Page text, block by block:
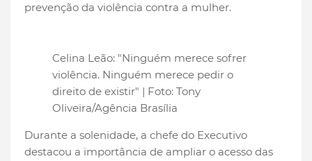
prevenção da violência contra a mulher.
Celina Leão: "Ninguém merece sofrer
violência. Ninguém merece pedir o
direito de existir" | Foto: Tony
Oliveira/Agência Brasília
Durante a solenidade, a chefe do Executivo
destacou a importância de ampliar o acesso das